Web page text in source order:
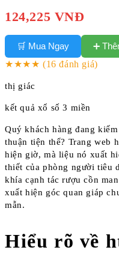
124,225 VNĐ
🛒 Mua Ngay ➕
★★★★ (16 đánh giá)
thị giác
kết quả xổ số 3 miền
Quý khách hàng đang
thuận tiện thể? Trang web
hiện giờ, mà liệu nó xuất
thiết của phòng người tiêu
khía cạnh tác rượu cồn
xuất hiện góc quan giáp
mẫn.
Hiểu rõ về